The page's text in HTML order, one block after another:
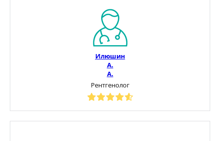
Илюшин
А.
А.
Рентгенолог